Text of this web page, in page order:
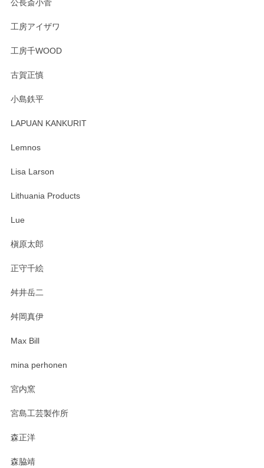
す。 素敵な湯呑みでとても気に入りました。 発送も早く、
たm(_)m
います。無事に届いたようで安心いたしまし
おかけしました。 ありがとうございます。
公長斎小菅
工房アイザワ
工房千WOOD
古賀正慎
小島鉄平
LAPUAN KANKURIT
Lemnos
Lisa Larson
Lithuania Products
Lue
槇原太郎
正守千絵
舛井岳二
舛岡真伊
Max Bill
mina perhonen
宮内窯
宮島工芸製作所
森正洋
森脇靖